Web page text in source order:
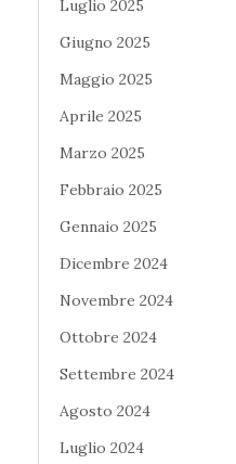
Luglio 2025
Giugno 2025
Maggio 2025
Aprile 2025
Marzo 2025
Febbraio 2025
Gennaio 2025
Dicembre 2024
Novembre 2024
Ottobre 2024
Settembre 2024
Agosto 2024
Luglio 2024